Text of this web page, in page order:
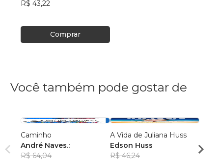
R$ 43,22
Comprar
Você também pode gostar de
Caminho
André Naves.:
R$ 64,04
A Vida de Juliana Huss
Edson Huss
R$ 46,24
DOR